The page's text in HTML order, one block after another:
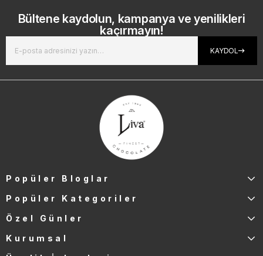
Bültene kaydolun, kampanya ve yenilikleri
kaçırmayın!
KAYDOL
Popüler Bloglar
Popüler Kategoriler
Özel Günler
Kurumsal